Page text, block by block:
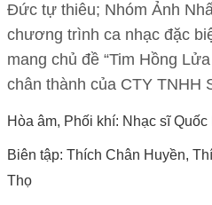
Đức tự thiêu; Nhóm Ảnh
chương trình ca nhạc đặc
mang chủ đề “Tim Hồng
chân thành của CTY TNHH
Hòa âm, Phối khí: Nhạc sĩ
Biên tập: Thích Chân Huyền,
Thọ